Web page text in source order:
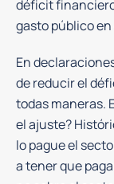
déficit
gasto público en
En
de reducir el
todas maneras.
el ajuste?
lo pague el
a tener que